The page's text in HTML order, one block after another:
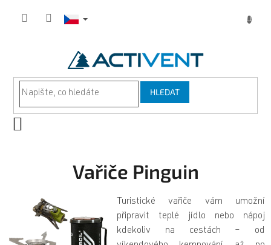
HLEDAT
Vařiče Pinguin
Turistické vařiče vám umožní
připravit teplé jídlo nebo nápoj
kdekoliv na cestách – od